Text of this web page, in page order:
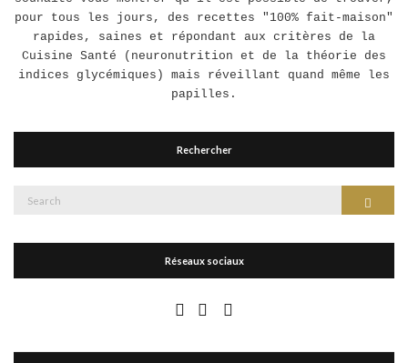
pour tous les jours, des recettes "100% fait-maison"
rapides, saines et répondant aux critères de la
Cuisine Santé (neuronutrition et de la théorie des
indices glycémiques) mais réveillant quand même les
papilles.
Rechercher
Réseaux sociaux